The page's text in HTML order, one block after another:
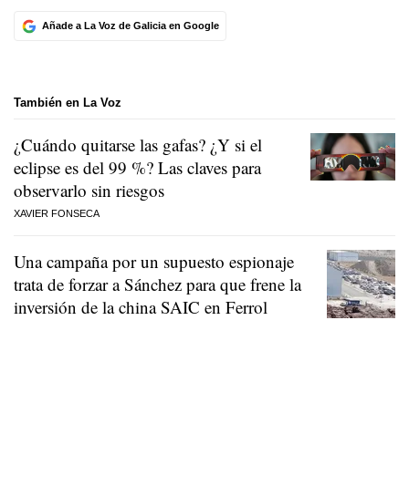
Añade a La Voz de Galicia en Google
También en La Voz
¿Cuándo quitarse las gafas? ¿Y si el
eclipse es del 99 %? Las claves para
observarlo sin riesgos
XAVIER FONSECA
Una campaña por un supuesto espionaje
trata de forzar a Sánchez para que frene la
inversión de la china SAIC en Ferrol